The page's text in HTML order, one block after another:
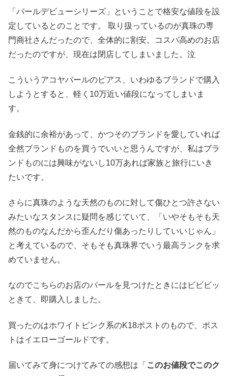
「パールデビューシリーズ」ということで格安な値段を設
定しているとのことです。 取り扱っているのが真珠の専
門商社さんだったので、全体的に割安。コスパ高めのお店
だったのですが、現在は閉店してしまいました。泣
こういうアコヤパールのピアス、いわゆるブランドで購入
しようとすると、軽く10万近い値段になってしまいま
す。
金銭的に余裕があって、かつそのブランドを愛していれば
全然ブランドものを買うでいいと思うんですが、私はブラ
ンドものには興味がないし10万あれば家族と旅行にいき
たいです。
さらに真珠のような天然のものに対して傷ひとつ許さない
みたいなスタンスに疑問を感じていて、「いやそもそも天
然のものなんだから歪んだり傷あったりしていいじゃん」
と考えているので、そもそも真珠界でいう最高ランクを求
めていません。
なのでこちらのお店のパールを見つけたときにはビビビッ
ときて、即購入しました。
買ったのはホワイトピンク系のK18ポストのもので、ポス
トはイエローゴールドです。
届いてみて身につけてみての感想は「 このお値段でこのク